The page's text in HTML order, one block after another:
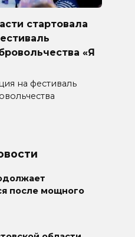
стартовала
«Я
на фестиваль
после мощного